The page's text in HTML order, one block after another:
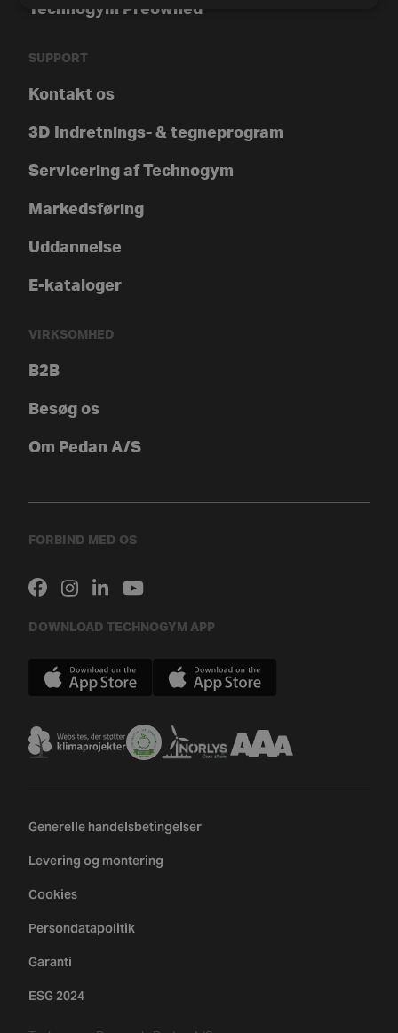
Technogym Preowned
SUPPORT
Kontakt os
3D Indretnings- & tegneprogram
Servicering af Technogym
Markedsføring
Uddannelse
E-kataloger
VIRKSOMHED
B2B
Besøg os
Om Pedan A/S
FORBIND MED OS
DOWNLOAD TECHNOGYM APP
Generelle handelsbetingelser
Levering og montering
Cookies
Persondatapolitik
Garanti
ESG 2024